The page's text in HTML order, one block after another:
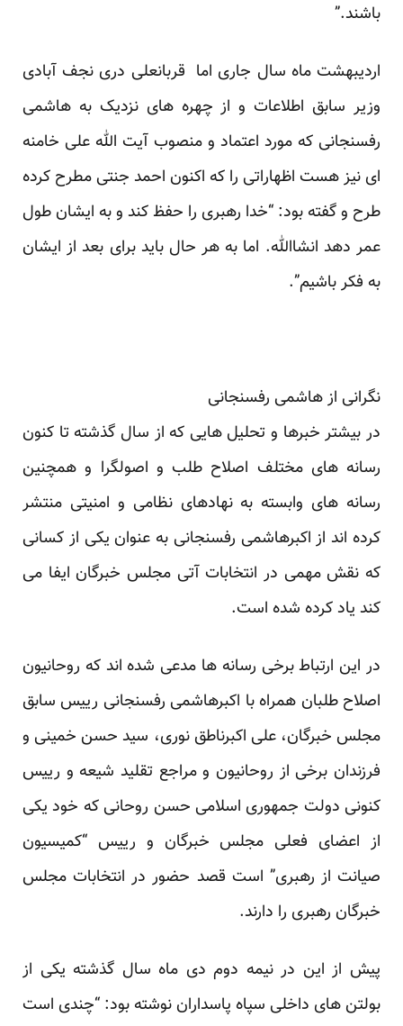
باشند.”
اردیبهشت ماه سال جاری اما قربانعلی دری نجف آبادی
وزیر سابق اطلاعات و از چهره های نزدیک به هاشمی
رفسنجانی که مورد اعتماد و منصوب آیت الله علی خامنه
ای نیز هست اظهاراتی را که اکنون احمد جنتی مطرح کرده
طرح و گفته بود: “خدا رهبری را حفظ کند و به ایشان طول
عمر دهد انشاالله. اما به هر حال باید برای بعد از ایشان
به فکر باشیم”.
نگرانی از هاشمی رفسنجانی
در بیشتر خبرها و تحلیل هایی که از سال گذشته تا کنون
رسانه های مختلف اصلاح طلب و اصولگرا و همچنین
رسانه های وابسته به نهادهای نظامی و امنیتی منتشر
کرده اند از اکبرهاشمی رفسنجانی به عنوان یکی از کسانی
که نقش مهمی در انتخابات آتی مجلس خبرگان ایفا می
کند یاد کرده شده است.
در این ارتباط برخی رسانه ها مدعی شده اند که روحانیون
اصلاح طلبان همراه با اکبرهاشمی رفسنجانی رییس سابق
مجلس خبرگان، علی اکبرناطق نوری، سید حسن خمینی و
فرزندان برخی از روحانیون و مراجع تقلید شیعه و رییس
کنونی دولت جمهوری اسلامی حسن روحانی که خود یکی
از اعضای فعلی مجلس خبرگان و رییس “کمیسیون
صیانت از رهبری” است قصد حضور در انتخابات مجلس
خبرگان رهبری را دارند.
پیش از این در نیمه دوم دی ماه سال گذشته یکی از
بولتن های داخلی سپاه پاسداران نوشته بود: “چندی است